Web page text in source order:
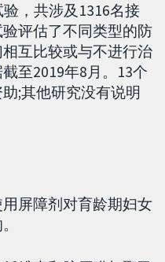
，共涉及1316名接
评估了不同类型的防
互比较或与不进行治
至2019年8月。13个
;其他研究没有说明
屏障剂对育龄期妇女